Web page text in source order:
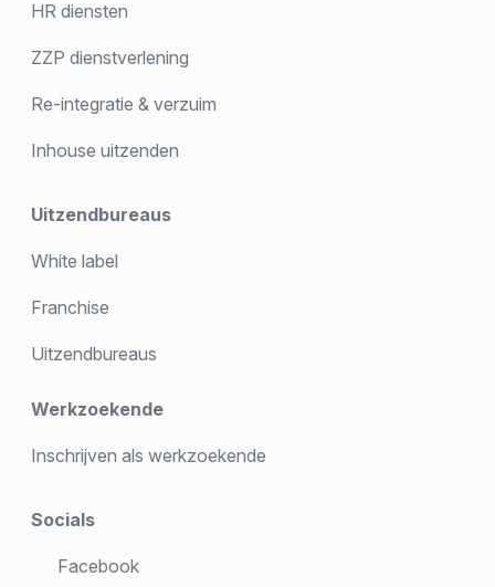
HR diensten
ZZP dienstverlening
Re-integratie & verzuim
Inhouse uitzenden
Uitzendbureaus
White label
Franchise
Uitzendbureaus
Werkzoekende
Inschrijven als werkzoekende
Socials
Facebook